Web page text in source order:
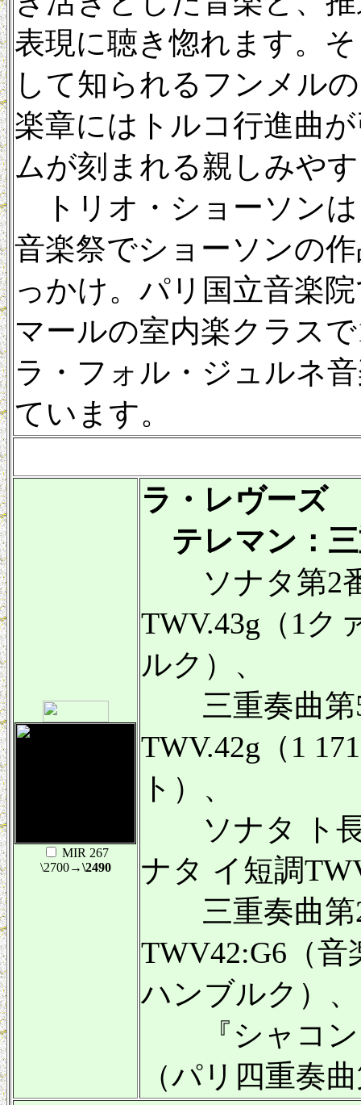
表現に聴き惚れます。
して知られるフンメル
楽章にはトルコ行進曲
ムが刻まれる親しみや
トリオ・ショーソンは
音楽祭でショーソンの
っかけ。パリ国立音楽
マールの室内楽クラス
ラ・フォル・ジュルネ
ています。
MIR 267
\2700→\2490
ラ・レヴーズ
テレマン：三
ソナタ第2
TWV.43g（1ク
ルク）、
三重奏曲第
TWV.42g（1
ト）、
ソナタ ト長
ナタ イ短調
三重奏曲第
TWV42:G6（音
ハンブルク）、
『シャコン
（パリ四重奏